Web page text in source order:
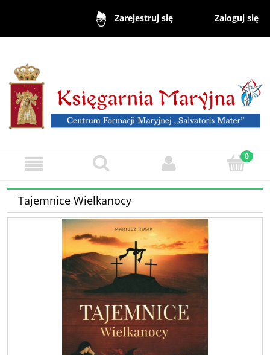
Zarejestruj się Zaloguj się
Tajemnice Wielkanocy